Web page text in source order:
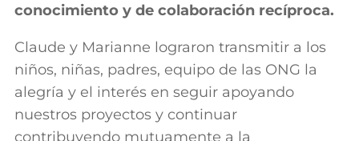
conocimiento y de colaboración recíproca.
Claude y Marianne lograron transmitir a los
niños, niñas, padres, equipo de las ONG la
alegría y el interés en seguir apoyando
nuestros proyectos y continuar
contribuyendo mutuamente a la